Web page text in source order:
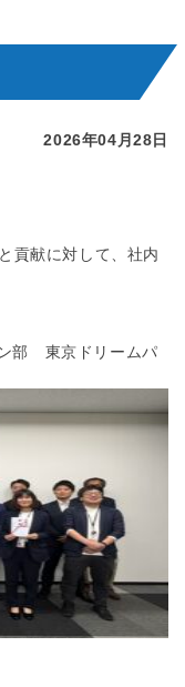
2026年04月28日
貢献に対して、社内
部 東京ドリームパ